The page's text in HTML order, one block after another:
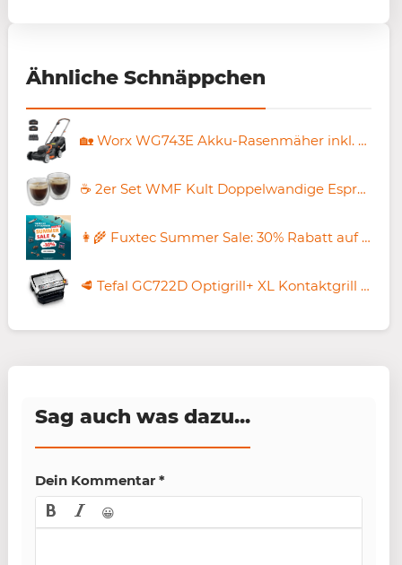
Ähnliche Schnäppchen
🏡 Worx WG743E Akku-Rasenmäher inkl. 2x 4Ah Akkus + Ladegerät für 248,40€ (statt 340€)
☕ 2er Set WMF Kult Doppelwandige Espressotassen für 11,69€ (statt 16€)
👩‍🌾 Fuxtec Summer Sale: 30% Rabatt auf ALLES – z.B. FX-CT700 Bollerwagen für 145,20€ (statt 214€)
🥩 Tefal GC722D Optigrill+ XL Kontaktgrill für 139,99€ (statt 174€)
Sag auch was dazu...
Dein Kommentar *
😀